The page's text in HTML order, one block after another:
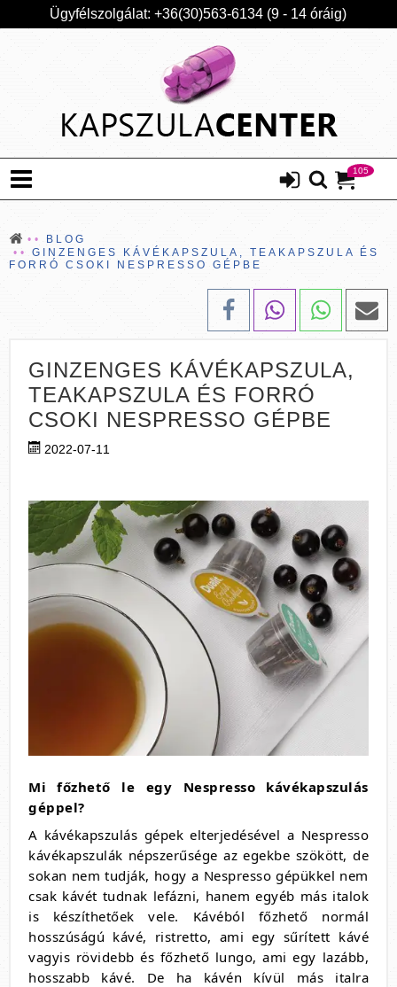
Ügyfélszolgálat: +36(30)563-6134 (9 - 14 óráig)
105
BLOG
GINZENGES KÁVÉKAPSZULA, TEAKAPSZULA ÉS
FORRÓ CSOKI NESPRESSO GÉPBE
GINZENGES KÁVÉKAPSZULA,
TEAKAPSZULA ÉS FORRÓ
CSOKI NESPRESSO GÉPBE
2022-07-11
Mi főzhető le egy Nespresso kávékapszulás
géppel?
A kávékapszulás gépek elterjedésével a Nespresso
kávékapszulák népszerűsége az egekbe szökött, de
sokan nem tudják, hogy a Nespresso gépükkel nem
csak kávét tudnak lefázni, hanem egyéb más italok
is készíthetőek vele. Kávéból főzhető normál
hosszúságú kávé, ristretto, ami egy sűrített kávé
vagyis rövidebb és főzhető lungo, ami egy lazább,
hosszabb kávé. De ha kávén kívül más italra